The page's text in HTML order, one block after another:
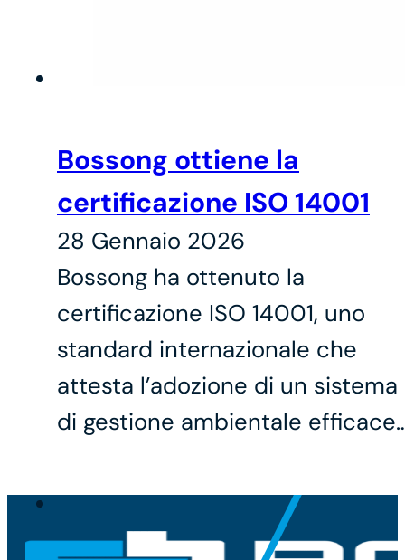
Bossong ottiene la
certificazione ISO 14001
28 Gennaio 2026
Bossong ha ottenuto la
certificazione ISO 14001, uno
standard internazionale che
attesta l’adozione di un sistema
di gestione ambientale